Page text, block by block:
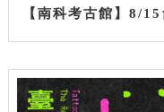
【南科考古館】8/